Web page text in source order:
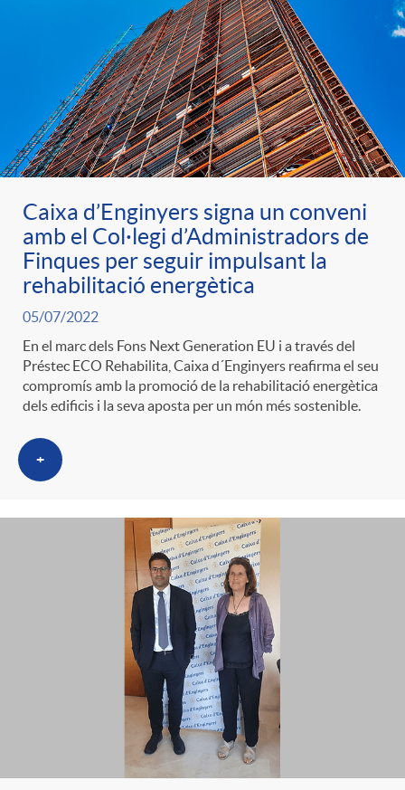
Caixa d’Enginyers signa un conveni
amb el Col·legi d’Administradors de
Finques per seguir impulsant la
rehabilitació energètica
05/07/2022
En el marc dels Fons Next Generation EU i a través del
Préstec ECO Rehabilita, Caixa d´Enginyers reafirma el seu
compromís amb la promoció de la rehabilitació energètica
dels edificis i la seva aposta per un món més sostenible.
+